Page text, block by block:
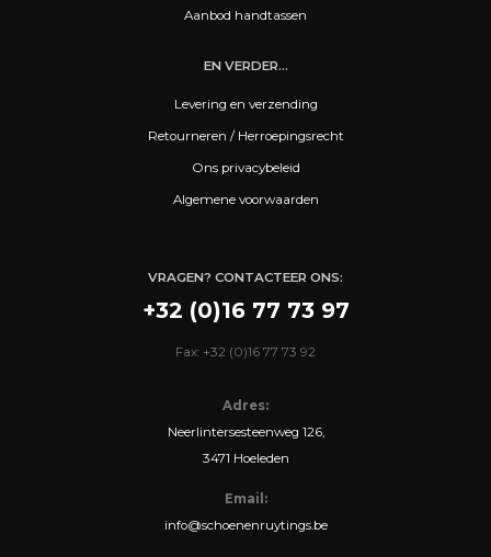
Aanbod handtassen
EN VERDER...
Levering en verzending
Retourneren / Herroepingsrecht
Ons privacybeleid
Algemene voorwaarden
VRAGEN? CONTACTEER ONS:
+32 (0)16 77 73 97
Fax: +32 (0)16 77 73 92
Adres:
Neerlintersesteenweg 126,
3471 Hoeleden
Email:
info@schoenenruytings.be